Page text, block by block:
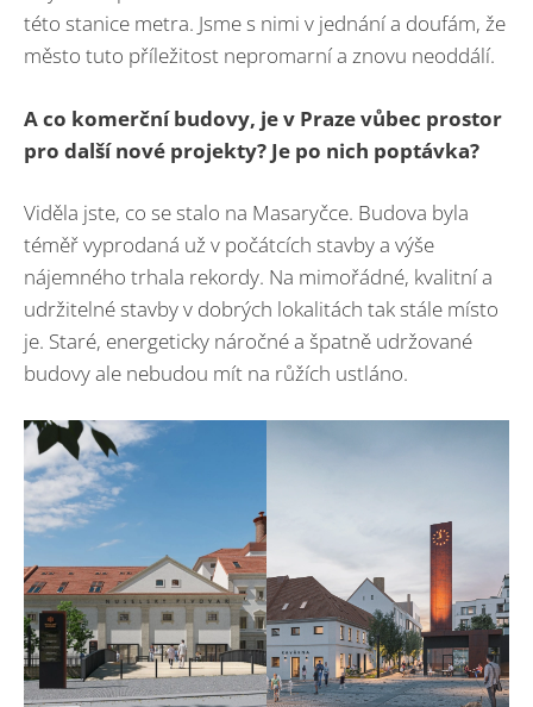
této stanice metra. Jsme s nimi v jednání a doufám, že
město tuto příležitost nepromarní a znovu neoddálí.
A co komerční budovy, je v Praze vůbec prostor
pro další nové projekty? Je po nich poptávka?
Viděla jste, co se stalo na Masaryčce. Budova byla
téměř vyprodaná už v počátcích stavby a výše
nájemného trhala rekordy. Na mimořádné, kvalitní a
udržitelné stavby v dobrých lokalitách tak stále místo
je. Staré, energeticky náročné a špatně udržované
budovy ale nebudou mít na růžích ustláno.